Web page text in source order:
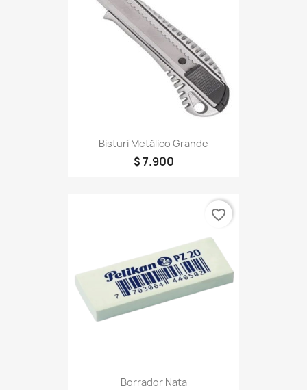
Bisturí Metálico Grande
$ 7.900
Borrador Nata
favorite_border